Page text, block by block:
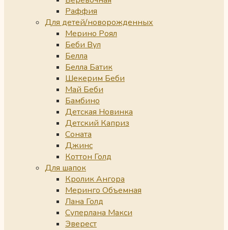
Раффия
Для детей/новорожденных
Мерино Роял
Беби Вул
Белла
Белла Батик
Шекерим Беби
Май Беби
Бамбино
Детская Новинка
Детский Каприз
Соната
Джинс
Коттон Голд
Для шапок
Кролик Ангора
Меринго Объемная
Лана Голд
Суперлана Макси
Эверест